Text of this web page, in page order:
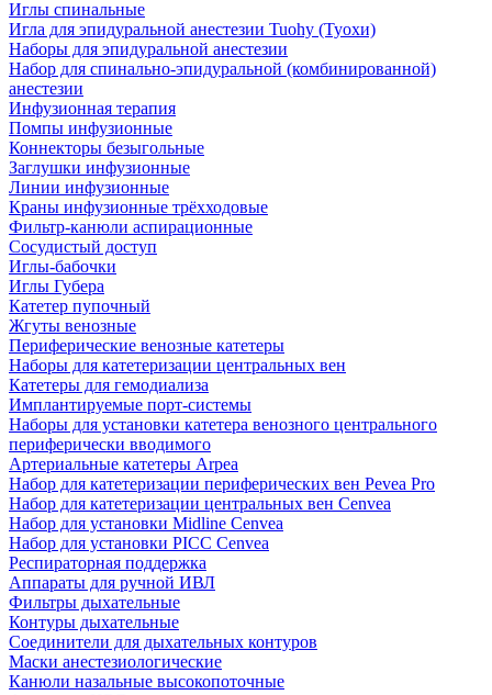
Иглы спинальные
Игла для эпидуральной анестезии Tuohy (Туохи)
Наборы для эпидуральной анестезии
Набор для спинально-эпидуральной (комбинированной)
анестезии
Инфузионная терапия
Помпы инфузионные
Коннекторы безыгольные
Заглушки инфузионные
Линии инфузионные
Краны инфузионные трёхходовые
Фильтр-канюли аспирационные
Сосудистый доступ
Иглы-бабочки
Иглы Губера
Катетер пупочный
Жгуты венозные
Периферические венозные катетеры
Наборы для катетеризации центральных вен
Катетеры для гемодиализа
Имплантируемые порт‑системы
Наборы для установки катетера венозного центрального
периферически вводимого
Артериальные катетеры Arpea
Набор для катетеризации периферических вен Pevea Pro
Набор для катетеризации центральных вен Cenvea
Набор для установки Midline Cenvea
Набор для установки PICC Cenvea
Респираторная поддержка
Аппараты для ручной ИВЛ
Фильтры дыхательные
Контуры дыхательные
Соединители для дыхательных контуров
Маски анестезиологические
Канюли назальные высокопоточные